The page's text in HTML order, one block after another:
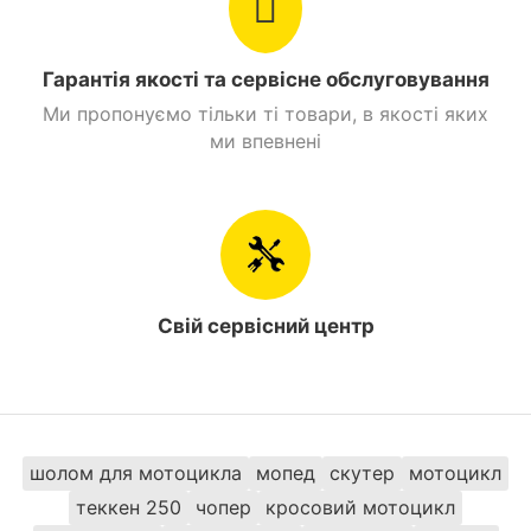
Гарантія якості та сервісне обслуговування
Ми пропонуємо тільки ті товари, в якості яких
ми впевнені
Свій сервісний центр
шолом для мотоцикла мопед скутер
мотоцикл
теккен 250
чопер
кросовий мотоцикл